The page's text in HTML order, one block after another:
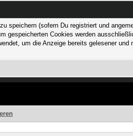
speichern (sofern Du registriert und
gespeicherten Cookies werden
um die Anzeige bereits gelesener